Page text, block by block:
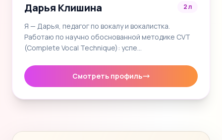
Дарья Клишина 2 л
Я — Дарья, педагог по вокалу и вокалистка.
Работаю по научно обоснованной методике CVT
(Complete Vocal Technique): успе…
Смотреть профиль